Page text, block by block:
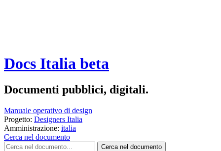
Docs Italia beta
Documenti pubblici, digitali.
Manuale operativo di design
Progetto: Designers Italia
Amministrazione: italia
Cerca nel documento
Cerca nel documento